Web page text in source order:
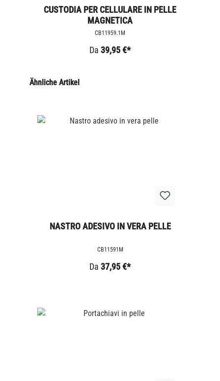
CUSTODIA PER CELLULARE IN PELLE
MAGNETICA
CB11959.1M
Da 39,95 €*
Ähnliche Artikel
NASTRO ADESIVO IN VERA PELLE
CB11591M
Da 37,95 €*